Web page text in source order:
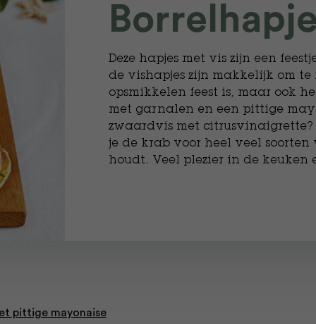
Deze hapjes met vis zijn een
de vishapjes zijn makkelijk om
opsmikkelen feest is, maar ook
met garnalen en een pittige
zwaardvis met
je de krab voor heel veel
houdt. Veel plezier in de keuken
pittige mayonaise